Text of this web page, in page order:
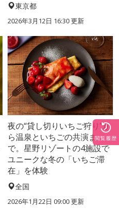
東京都
2026年3月12日 16:30 更新
夜の“貸し切りいちご狩り”か
ら温泉といちごの共演ま
で。星野リゾートの4施設で
ユニークな冬の「いちご滞
在」を体験
全国
2026年1月22日 09:00 更新
閲覧履歴